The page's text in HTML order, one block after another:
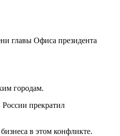
главы Офиса президента
городам.
прекратил
в этом конфликте.